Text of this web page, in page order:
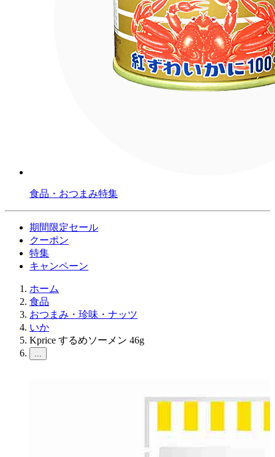
食品・おつまみ特集
期間限定セール
クーポン
特集
キャンペーン
ホーム
食品
おつまみ・珍味・ナッツ
いか
Kprice するめソーメン 46g
...